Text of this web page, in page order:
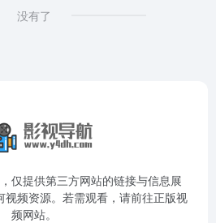
没有了
仅提供第三方网站的链接与信息展
视频资源。若需观看，请前往正版视
频网站。